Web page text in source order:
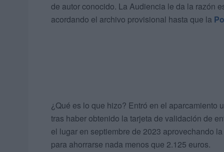
de autor conocido. La Audiencia le da la razón
acordando el archivo provisional hasta que la
¿Qué es lo que hizo? Entró en el aparcamiento
tras haber obtenido la tarjeta de validación de
el lugar en septiembre de 2023 aprovechando
para ahorrarse nada menos que 2.125 euros.